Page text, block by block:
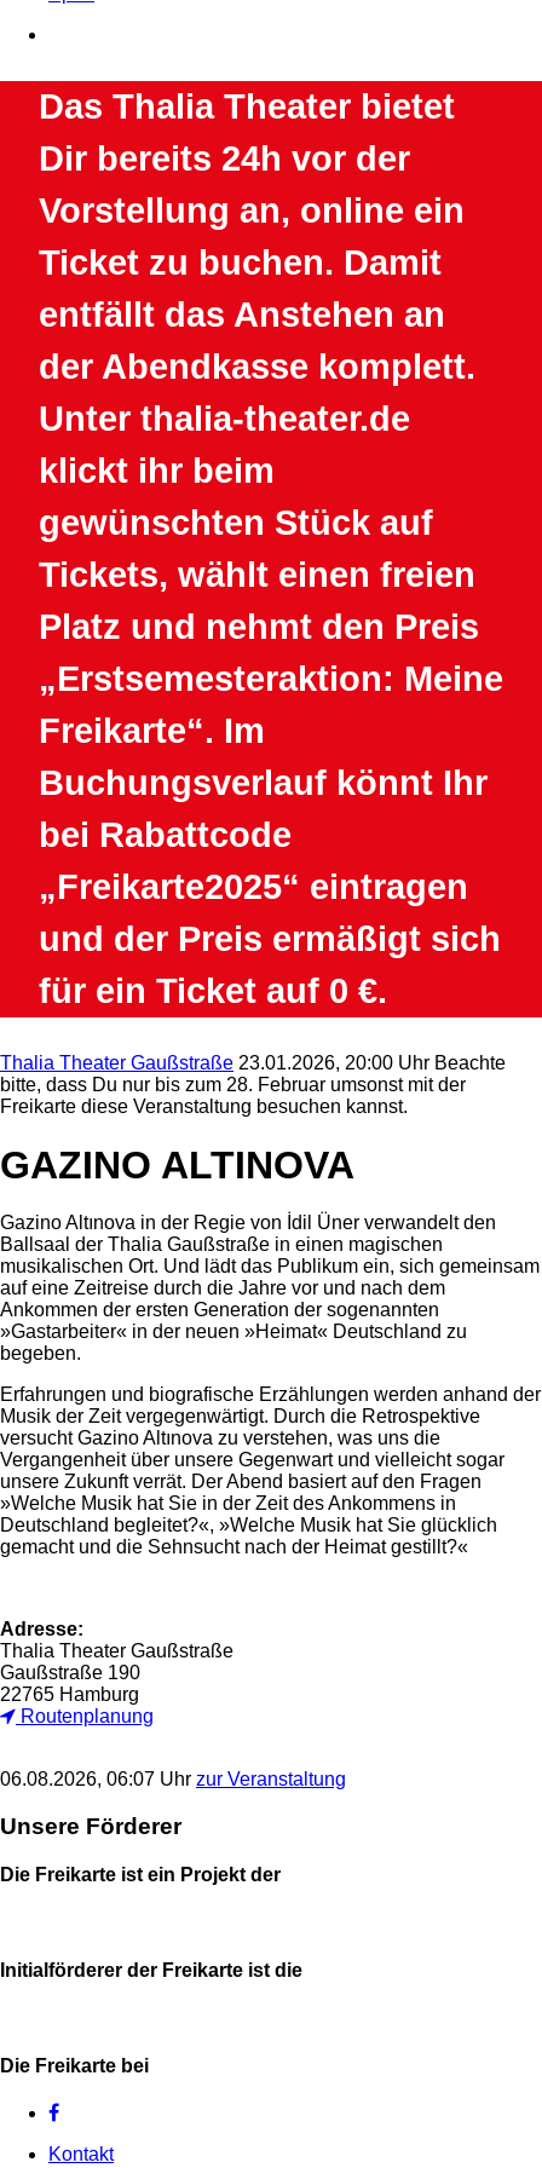
Das Thalia Theater bietet
Dir bereits 24h vor der
Vorstellung an, online ein
Ticket zu buchen. Damit
entfällt das Anstehen an
der Abendkasse komplett.
Unter thalia-theater.de
klickt ihr beim
gewünschten Stück auf
Tickets, wählt einen freien
Platz und nehmt den Preis
„Erstsemesteraktion: Meine
Freikarte“. Im
Buchungsverlauf könnt Ihr
bei Rabattcode
„Freikarte2025“ eintragen
und der Preis ermäßigt sich
für ein Ticket auf 0 €.
Thalia Theater Gaußstraße 23.01.2026, 20:00 Uhr Beachte
bitte, dass Du nur bis zum 28. Februar umsonst mit der
Freikarte diese Veranstaltung besuchen kannst.
GAZINO ALTINOVA
Gazino Altınova in der Regie von İdil Üner verwandelt den
Ballsaal der Thalia Gaußstraße in einen magischen
musikalischen Ort. Und lädt das Publikum ein, sich gemeinsam
auf eine Zeitreise durch die Jahre vor und nach dem
Ankommen der ersten Generation der sogenannten
»Gastarbeiter« in der neuen »Heimat« Deutschland zu
begeben.
Erfahrungen und biografische Erzählungen werden anhand der
Musik der Zeit vergegenwärtigt. Durch die Retrospektive
versucht Gazino Altınova zu verstehen, was uns die
Vergangenheit über unsere Gegenwart und vielleicht sogar
unsere Zukunft verrät. Der Abend basiert auf den Fragen
»Welche Musik hat Sie in der Zeit des Ankommens in
Deutschland begleitet?«, »Welche Musik hat Sie glücklich
gemacht und die Sehnsucht nach der Heimat gestillt?«
Adresse:
Thalia Theater Gaußstraße
Gaußstraße 190
22765 Hamburg
Routenplanung
06.08.2026, 06:07 Uhr zur Veranstaltung
Unsere Förderer
Die Freikarte ist ein Projekt der
Initialförderer der Freikarte ist die
Die Freikarte bei
Kontakt